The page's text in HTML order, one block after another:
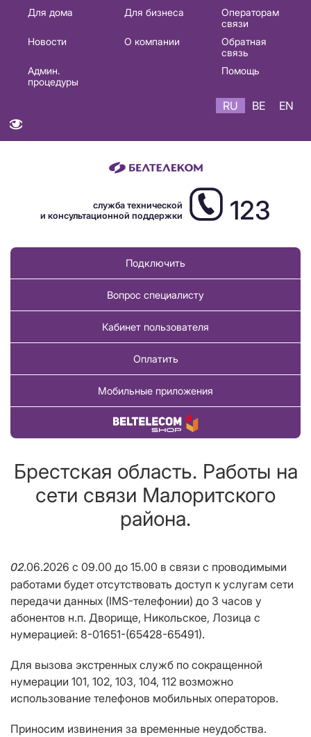
Основная
навигация
Для дома Для бизнеса
Операторам
связи
Новости
О компании
Обратная
связь
Админ.
процедуры
Помощь
RU BE EN
служба технической
и консультационной поддержки
123
Подключить
Вопрос специалисту
Кабинет пользователя
Оплатить
Мобильные приложения
Купить товар
Брестская область. Работы на
сети связи Малоритского
района.
02.06.2026 с 09.00 до 15.00 в связи с проводимыми
работами будет отсутствовать доступ к услугам сети
передачи данных (IMS-телефонии) до 3 часов у
абонентов н.п. Дворище, Никольское, Лозица с
нумерацией: 8-01651-(65428-65491).
Для вызова экстренных служб по сокращенной
нумерации 101, 102, 103, 104, 112 возможно
использование телефонов мобильных операторов.
Приносим извинения за временные неудобства.